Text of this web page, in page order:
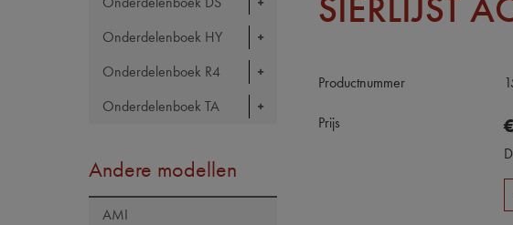
Onderdelenboek HY
Onderdelenboek R4
Onderdelenboek TA
Andere modellen
AMI
Productnummer
Prijs €